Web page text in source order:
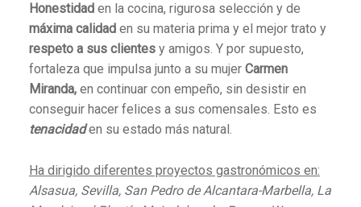
Honestidaden la cocina, rigurosa selección y de
máxima calidaden su materia prima y el mejor trato y
respeto a sus clientesy amigos. Y por supuesto,
fortaleza que impulsa junto a su mujer Carmen
Miranda,en continuar con empeño, sin desistir en
conseguir hacer felices a sus comensales. Esto es
tenacidaden su estado más natural.
Ha dirigido diferentes proyectos gastronómicos en:
Alsasua, Sevilla, San Pedro de Alcantara-Marbella, La